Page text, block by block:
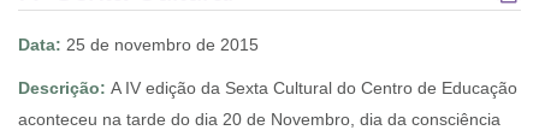
Data: 25 de novembro de 2015
Descrição: A IV edição da Sexta Cultural do Centro de Educação
aconteceu na tarde do dia 20 de Novembro, dia da consciência